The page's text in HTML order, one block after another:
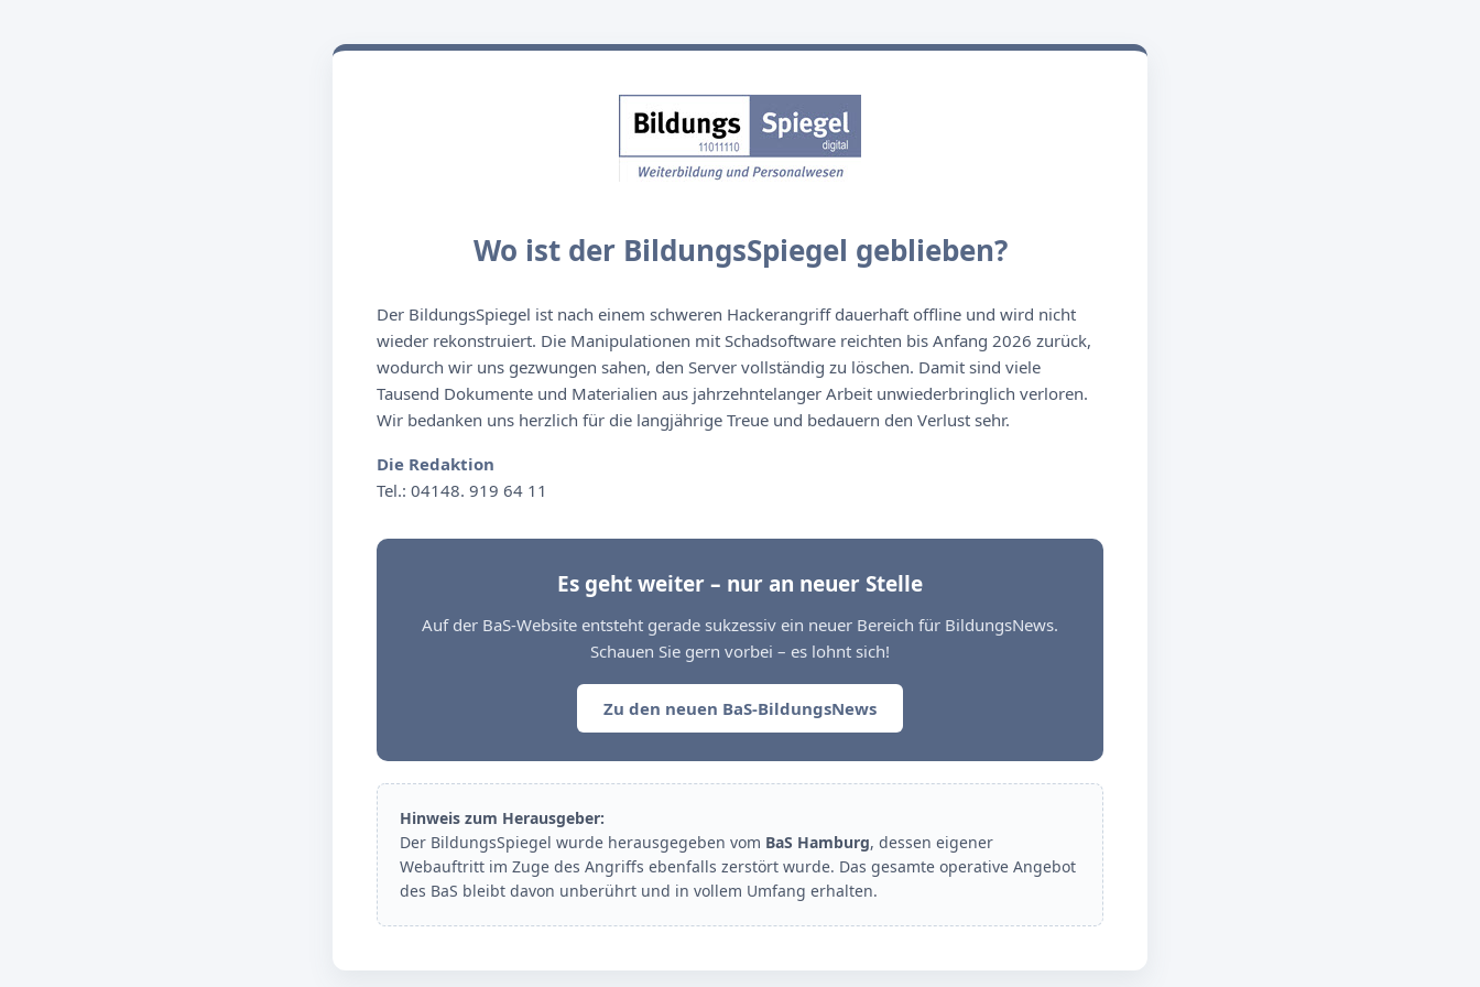
Wo ist der BildungsSpiegel geblieben?
Der BildungsSpiegel ist nach einem schweren Hackerangriff dauerhaft offline und wird nicht
wieder rekonstruiert. Die Manipulationen mit Schadsoftware reichten bis Anfang 2026 zurück,
wodurch wir uns gezwungen sahen, den Server vollständig zu löschen. Damit sind viele
Tausend Dokumente und Materialien aus jahrzehntelanger Arbeit unwiederbringlich verloren.
Wir bedanken uns herzlich für die langjährige Treue und bedauern den Verlust sehr.
Die Redaktion
Tel.: 04148. 919 64 11
Es geht weiter – nur an neuer Stelle
Auf der BaS-Website entsteht gerade sukzessiv ein neuer Bereich für BildungsNews.
Schauen Sie gern vorbei – es lohnt sich!
Zu den neuen BaS-BildungsNews
Hinweis zum Herausgeber:
Der BildungsSpiegel wurde herausgegeben vom BaS Hamburg, dessen eigener
Webauftritt im Zuge des Angriffs ebenfalls zerstört wurde. Das gesamte operative Angebot
des BaS bleibt davon unberührt und in vollem Umfang erhalten.